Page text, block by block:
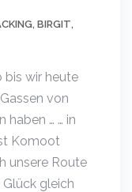
, BIRGIT,
bis wir heute
von
haben … … in
Komoot
unsere Route
gleich